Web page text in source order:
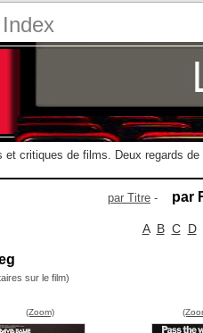
et critiques de films. Deux regards
par Titre - par
A B C D
sur le film)
(Zoom)